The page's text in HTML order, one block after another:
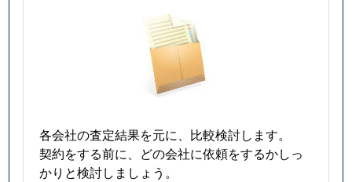
各会社の査定結果を元に、比較検討します。
契約をする前に、どの会社に依頼をするかしっ
かりと検討しましょう。